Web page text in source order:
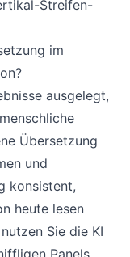
Streifen-
im
ausgelegt,
Übersetzung
und
konsistent,
heute lesen
Sie die KI
Panels.